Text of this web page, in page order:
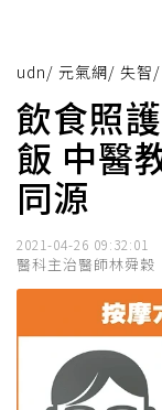
udn/ 元氣網/ 失智/
飲食照
飯 中醫
同源
2021-04-26 09:32:01
醫科主治醫師林舜穀